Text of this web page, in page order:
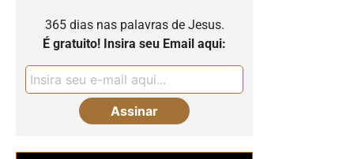
365 dias nas palavras de Jesus.
É gratuito! Insira seu Email aqui: